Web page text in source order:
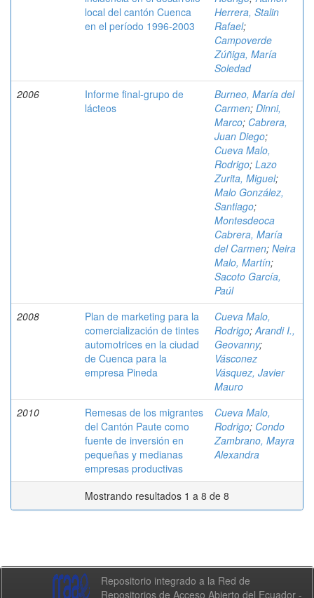
local del cantón Cuenca
en el período 1996-2003
Herrera, Stalin
Rafael;
Campoverde
Zúñiga, María
Soledad
2006
Informe final-grupo de
lácteos
Burneo, María del
Carmen; Dinni,
Marco; Cabrera,
Juan Diego;
Cueva Malo,
Rodrigo; Lazo
Zurita, Miguel;
Malo González,
Santiago;
Montesdeoca
Cabrera, María
del Carmen; Neira
Malo, Martín;
Sacoto García,
Paúl
2008
Plan de marketing para la
comercialización de tintes
automotrices en la ciudad
de Cuenca para la
empresa Pineda
Cueva Malo,
Rodrigo;Arandi I.,
Geovanny;
Vásconez
Vásquez, Javier
Mauro
2010
Remesas de los migrantes
del Cantón Paute como
fuente de inversión en
pequeñas y medianas
empresas productivas
Cueva Malo,
Rodrigo; Condo
Zambrano, Mayra
Alexandra
Mostrando resultados 1 a 8 de 8
Repositorio integrado a la Red de
Repositorios de Acceso Abierto del Ecuador -